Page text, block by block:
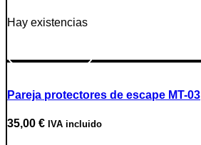
Hay existencias
Pareja protectores de escape MT-03
35,00 € IVA incluido